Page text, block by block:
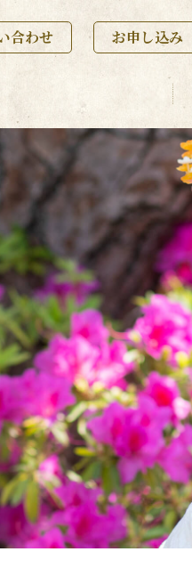
合わせ お申し込み